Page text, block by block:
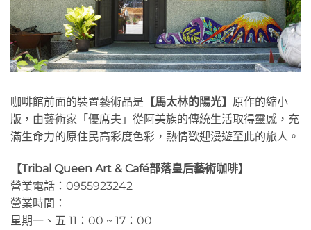
咖啡館前面的裝置藝術品是 【馬太林的陽光】 原作的縮小
版，由藝術家「優席夫」從阿美族的傳統生活取得靈感，充
滿生命力的原住民高彩度色彩，熱情歡迎漫遊至此的旅人。
【Tribal Queen Art & Café部落皇后藝術咖啡】
營業電話：0955923242
營業時間：
星期一、五 11：00 ~ 17：00